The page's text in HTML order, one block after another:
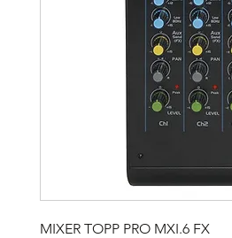
MIXER TOPP PRO MXI.6 FX